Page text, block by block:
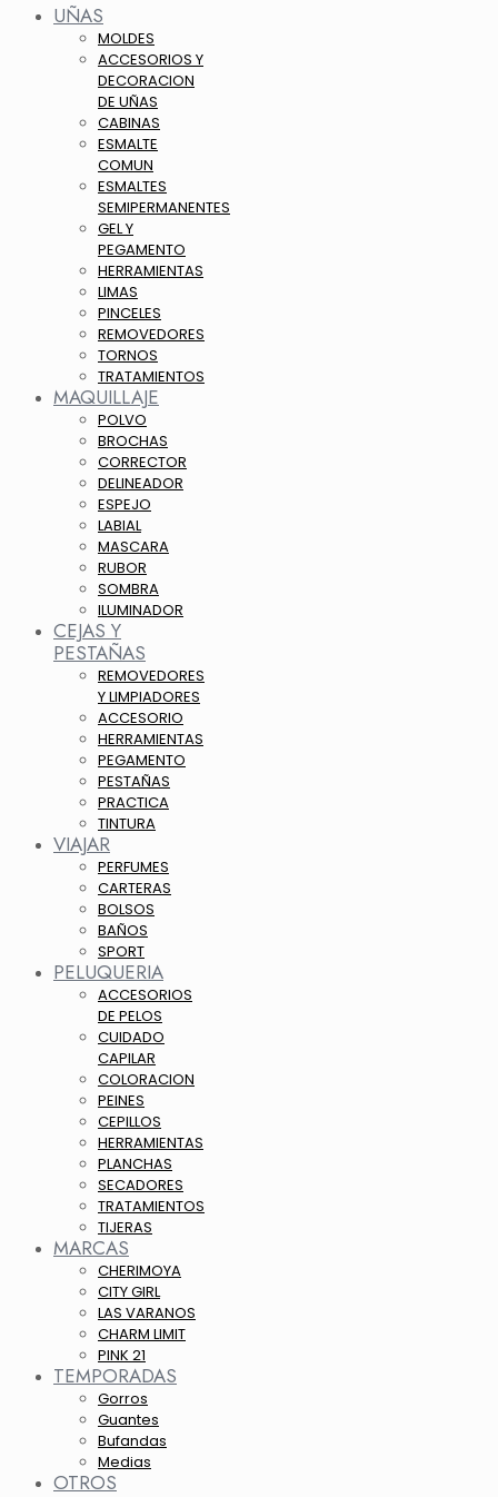
UÑAS
MOLDES
ACCESORIOS Y
DECORACION
DE UÑAS
CABINAS
ESMALTE
COMUN
ESMALTES
SEMIPERMANENTES
GEL Y
PEGAMENTO
HERRAMIENTAS
LIMAS
PINCELES
REMOVEDORES
TORNOS
TRATAMIENTOS
MAQUILLAJE
POLVO
BROCHAS
CORRECTOR
DELINEADOR
ESPEJO
LABIAL
MASCARA
RUBOR
SOMBRA
ILUMINADOR
CEJAS Y
PESTAÑAS
REMOVEDORES
Y LIMPIADORES
ACCESORIO
HERRAMIENTAS
PEGAMENTO
PESTAÑAS
PRACTICA
TINTURA
VIAJAR
PERFUMES
CARTERAS
BOLSOS
BAÑOS
SPORT
PELUQUERIA
ACCESORIOS
DE PELOS
CUIDADO
CAPILAR
COLORACION
PEINES
CEPILLOS
HERRAMIENTAS
PLANCHAS
SECADORES
TRATAMIENTOS
TIJERAS
MARCAS
CHERIMOYA
CITY GIRL
LAS VARANOS
CHARM LIMIT
PINK 21
TEMPORADAS
Gorros
Guantes
Bufandas
Medias
OTROS